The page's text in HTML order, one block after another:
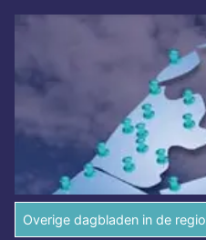
Overige dagbladen in de regio